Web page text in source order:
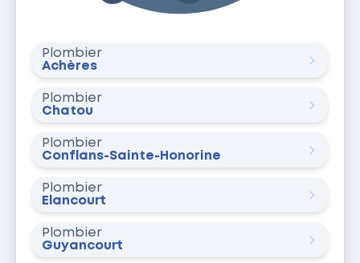
Plombier
Achères
Plombier
Chatou
Plombier
Conflans-Sainte-Honorine
Plombier
Élancourt
Plombier
Guyancourt